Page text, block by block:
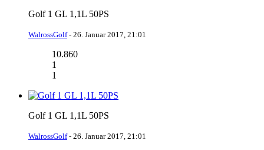
Golf 1 GL 1,1L 50PS
WalrossGolf- 26. Januar 2017, 21:01
10.860
1
1
Golf 1 GL 1,1L 50PS
WalrossGolf- 26. Januar 2017, 21:01